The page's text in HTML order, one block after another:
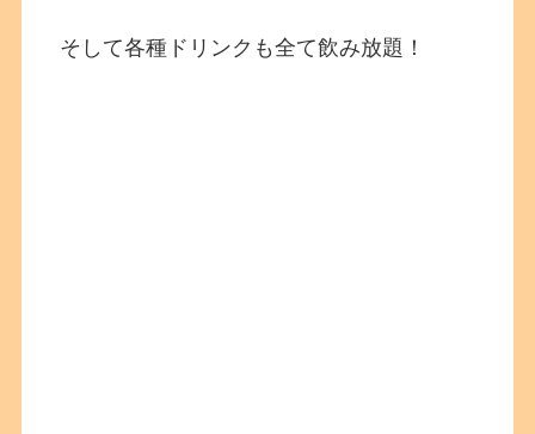
そして各種ドリンクも全て飲み放題！